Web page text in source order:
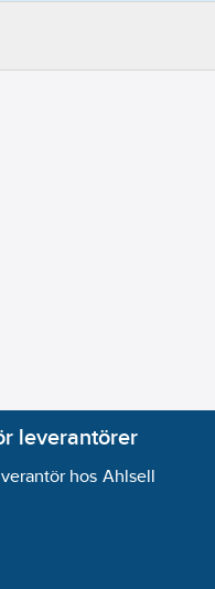
leverantörer
hos Ahlsell